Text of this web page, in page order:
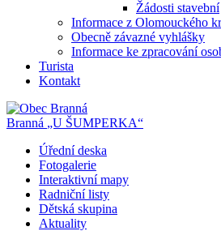
Žádosti stavební
Informace z Olomouckého
Obecně závazné vyhlášky
Informace ke zpracování
Turista
Kontakt
Branná „U ŠUMPERKA“
Úřední deska
Fotogalerie
Interaktivní mapy
Radniční listy
Dětská skupina
Aktuality